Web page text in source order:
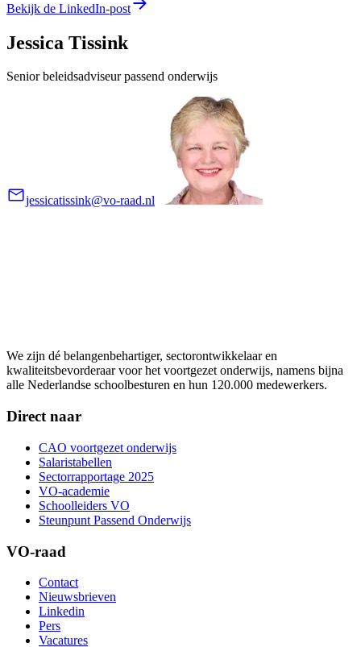
Bekijk de LinkedIn-post
Jessica Tissink
Senior beleidsadviseur passend onderwijs
jessicatissink@vo-raad.nl
We zijn dé belangenbehartiger, sectorontwikkelaar en
kwaliteitsbevorderaar voor het voortgezet onderwijs, namens bijna
alle Nederlandse schoolbesturen en hun 120.000 medewerkers.
Direct naar
CAO voortgezet onderwijs
Salaristabellen
Sectorrapportage 2025
VO-academie
Schoolleiders VO
Steunpunt Passend Onderwijs
VO-raad
Contact
Nieuwsbrieven
Linkedin
Pers
Vacatures